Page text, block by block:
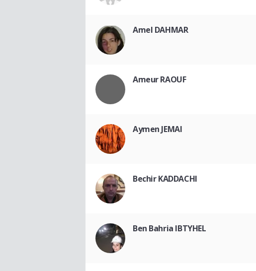
Amel DAHMAR
Ameur RAOUF
Aymen JEMAI
Bechir KADDACHI
Ben Bahria IBTYHEL